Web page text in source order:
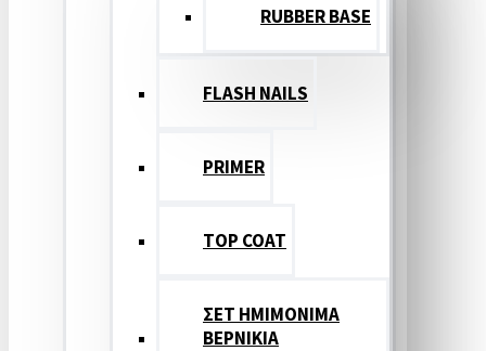
RUBBER BASE
FLASH NAILS
PRIMER
TOP COAT
ΣΕΤ ΗΜΙΜΟΝΙΜΑ
ΒΕΡΝΙΚΙΑ